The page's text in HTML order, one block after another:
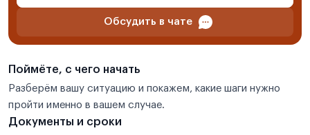
Обсудить в чате
Поймёте, с чего начать
Разберём вашу ситуацию и покажем, какие шаги нужно
пройти именно в вашем случае.
Документы и сроки